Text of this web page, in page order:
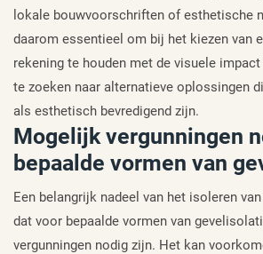
lokale bouwvoorschriften of esthetische
daarom essentieel om bij het kiezen van
rekening te houden met de visuele impact
te zoeken naar alternatieve oplossingen
als esthetisch bevredigend zijn.
Mogelijk vergunningen
bepaalde vormen van
Een belangrijk nadeel van het isoleren
dat voor bepaalde vormen van
vergunningen nodig zijn. Het kan